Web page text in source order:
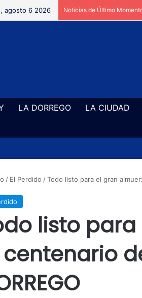
agosto 6 2026 Noticias de Último
LA DORREGO LA CIUDAD
/ El Perdido /Todo listo para el gran
listo